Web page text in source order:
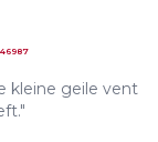
46987
kleine geile vent